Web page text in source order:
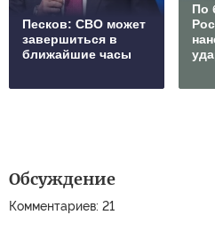
Песков: СВО может
завершиться в
ближайшие часы
По
Обсуждение
Комментариев: 21